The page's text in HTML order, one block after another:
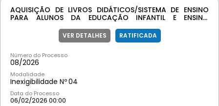
AQUISIÇÃO DE LIVROS DIDÁTICOS/SISTEMA DE ENSINO
PARA ALUNOS DA EDUCAÇÃO INFANTIL E ENSINO
MUNICÍPIO DE MOEDA/MG
VER DETALHES RATIFICADA
Número do Processo
08/2026
Modalidade
Inexigibilidade Nº04
Data do Processo
06/02/2026 00:00